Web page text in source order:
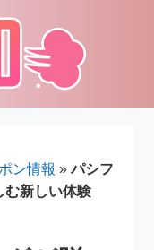
ン情報 »パシフ
む新しい体験